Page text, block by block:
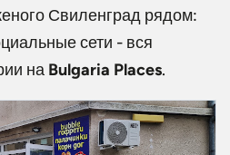
Свиленград рядом:
сети - вся
на Bulgaria Places.